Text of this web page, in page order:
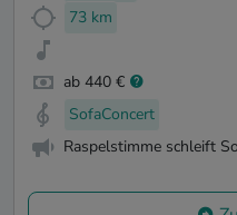
73 km
ab 440 €
SofaConcert
Raspelstimme schleift